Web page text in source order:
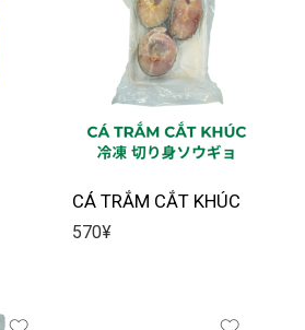
CÁ TRẮM CẮT KHÚC
570¥